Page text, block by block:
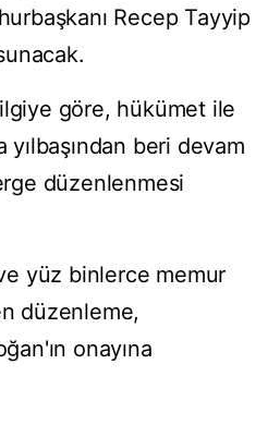
Recep Tayyip
göre, hükümet ile
yılbaşından beri devam
düzenlenmesi
yüz binlerce memur
düzenleme,
onayına